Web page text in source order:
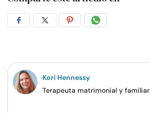
CompartirCompartirCompartirCompartir
Kori Hennessy
Terapeuta matrimonial y familiar